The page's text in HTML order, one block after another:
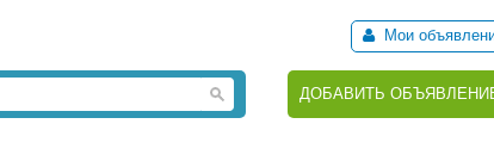
Мои
ДОБАВИТЬ